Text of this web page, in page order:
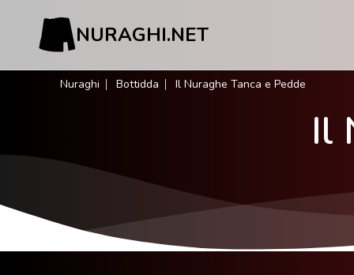
NURAGHI.NET
Nuraghi Bottidda Il Nuraghe Tanca e Pedde
Il